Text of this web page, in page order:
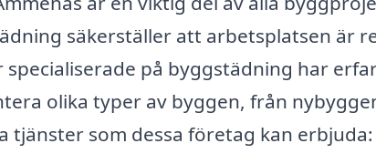
säkerställer att arbetsplatsen är
på byggstädning har
olika typer av byggen, från
tjänster som dessa företag kan erbjuda: